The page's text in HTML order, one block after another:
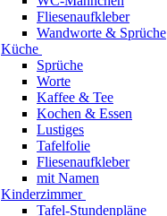
Fliesenaufkleber
Wandworte & Sprüche
Küche
Sprüche
Worte
Kaffee & Tee
Kochen & Essen
Lustiges
Tafelfolie
Fliesenaufkleber
mit Namen
Kinderzimmer
Tafel-Stundenpläne